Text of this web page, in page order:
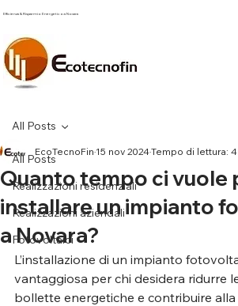
Efficienza & Risparmio Energetico a Novara
All Posts
Realizzazioni residenziali
Realizzazioni aziendali
Fotovoltaici
All Posts
Quanto tempo ci vuole
installare un impianto
a Novara?
EcoTecnoFin 15 nov 2024Tempo di lettura:
L’installazione di un impianto
vantaggiosa per chi desidera ridurre
bollette energetiche e contribuire